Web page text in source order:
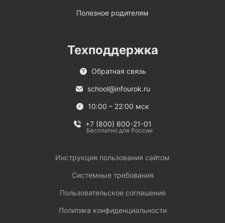
Полезное родителям
Техподдержка
Обратная связь
school@infourok.ru
10:00 – 22:00 мск
+7 (800) 600-21-01
Бесплатно для России
Инструкция пользования сайтом
Системные требования
Пользовательское соглашение
Политика конфиденциальности